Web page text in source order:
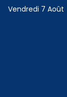
Vendredi 7 Août